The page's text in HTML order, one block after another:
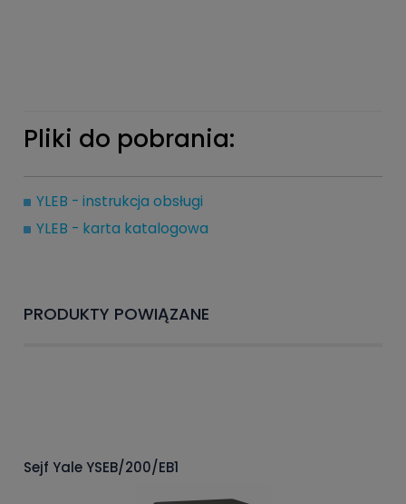
Pliki do pobrania:
YLEB - instrukcja obsługi
YLEB - karta katalogowa
PRODUKTY POWIĄZANE
Sejf Yale YSEB/200/EB1